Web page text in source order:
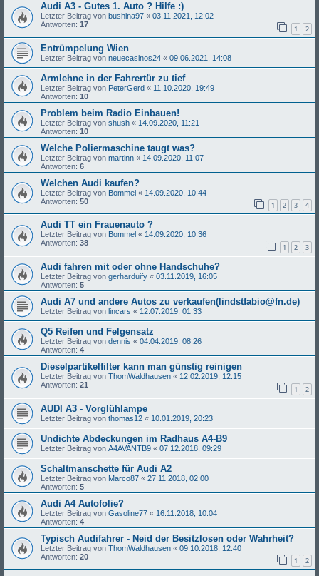
Audi A3 - Gutes 1. Auto ? Hilfe :)
Letzter Beitrag von bushina97 « 03.11.2021, 12:02
Antworten: 17 1 2
Entrümpelung Wien
Letzter Beitrag von neuecasinos24 « 09.06.2021, 14:08
Armlehne in der Fahrertür zu tief
Letzter Beitrag von PeterGerd « 11.10.2020, 19:49
Antworten: 10
Problem beim Radio Einbauen!
Letzter Beitrag von shush « 14.09.2020, 11:21
Antworten: 10
Welche Poliermaschine taugt was?
Letzter Beitrag von martinn « 14.09.2020, 11:07
Antworten: 6
Welchen Audi kaufen?
Letzter Beitrag von Bommel « 14.09.2020, 10:44
Antworten: 50 1 2 3 4
Audi TT ein Frauenauto ?
Letzter Beitrag von Bommel « 14.09.2020, 10:36
Antworten: 38 1 2 3
Audi fahren mit oder ohne Handschuhe?
Letzter Beitrag von gerharduify « 03.11.2019, 16:05
Antworten: 5
Audi A7 und andere Autos zu verkaufen(lindstfabio@fn.de)
Letzter Beitrag von lincars « 12.07.2019, 01:33
Q5 Reifen und Felgensatz
Letzter Beitrag von dennis « 04.04.2019, 08:26
Antworten: 4
Dieselpartikelfilter kann man günstig reinigen
Letzter Beitrag von ThomWaldhausen « 12.02.2019, 12:15
Antworten: 21 1 2
AUDI A3 - Vorglühlampe
Letzter Beitrag von thomas12 « 10.01.2019, 20:23
Undichte Abdeckungen im Radhaus A4-B9
Letzter Beitrag von A4AVANTB9 « 07.12.2018, 09:29
Schaltmanschette für Audi A2
Letzter Beitrag von Marco87 « 27.11.2018, 02:00
Antworten: 5
Audi A4 Autofolie?
Letzter Beitrag von Gasoline77 « 16.11.2018, 10:04
Antworten: 4
Typisch Audifahrer - Neid der Besitzlosen oder Wahrheit?
Letzter Beitrag von ThomWaldhausen « 09.10.2018, 12:40
Antworten: 20 1 2